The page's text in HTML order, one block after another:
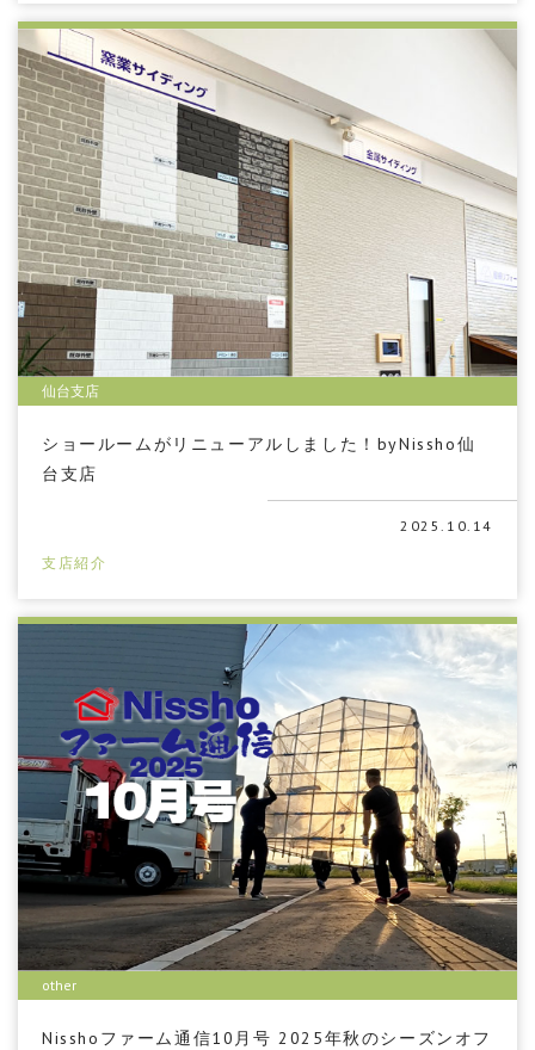
仙台支店
ショールームがリニューアルしました！byNissho仙
台支店
2025.10.14
支店紹介
other
Nisshoファーム通信10月号 2025年秋のシーズンオフ